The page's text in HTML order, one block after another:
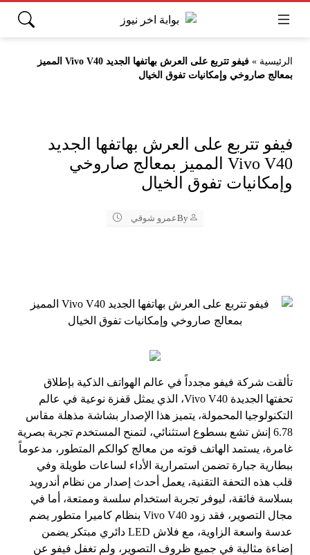
الرئيسية »
فيفو تتربع على العرش بهاتفها الجديد Vivo V40 المميز
بمعالج صاروخي وإمكانيات تفوق الخيال
فيفو تتربع على العرش بهاتفها الجديد
Vivo V40 المميز بمعالج صاروخي
وإمكانيات تفوق الخيال
Byعمرو شوقي
تألقت شركة فيفو مجدداً في عالم الهواتف الذكية بإطلاق
تحفتها الجديدة Vivo V40، الذي يمثل قفزة نوعية في عالم
التكنولوجيا المحمولة، يتميز هذا الإصدار بشاشة مذهلة مقاس
6.78 إنش تشع بسطوع استثنائي، لتمنح المستخدم تجربة بصرية
غامرة، يستمد الهاتف قوته من معالج كوالكم المتطور، مدعوماً
ببطارية جبارة تضمن استمرارية الأداء لساعات طويلة وفي
قلب هذه التحفة التقنية، يعمل أحدث إصدار من نظام أندرويد
بسلاسة فائقة، ليوفر تجربة استخدام سلسة وممتعة، أما في
مجال التصوير، فقد زود Vivo V40 بنظام كاميرا متطور يضم
عدسة واسعة الزاوية، مع فلاش LED دائري مبتكر يضمن
إضاءة مثالية في جميع ظروف التصوير، ولم تغفل فيفو عن